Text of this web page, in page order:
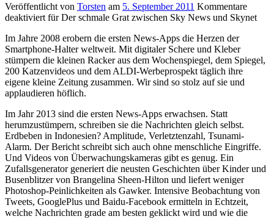
Veröffentlicht von Torsten am 5. September 2011 Kommentare
deaktiviert für Der schmale Grat zwischen Sky News und Skynet
Im Jahre 2008 erobern die ersten News-Apps die Herzen der
Smartphone-Halter weltweit. Mit digitaler Schere und Kleber
stümpern die kleinen Racker aus dem Wochenspiegel, dem Spiegel,
200 Katzenvideos und dem ALDI-Werbeprospekt täglich ihre
eigene kleine Zeitung zusammen. Wir sind so stolz auf sie und
applaudieren höflich.
Im Jahr 2013 sind die ersten News-Apps erwachsen. Statt
herumzustümpern, schreiben sie die Nachrichten gleich selbst.
Erdbeben in Indonesien? Amplitude, Verletztenzahl, Tsunami-
Alarm. Der Bericht schreibt sich auch ohne menschliche Eingriffe.
Und Videos von Überwachungskameras gibt es genug. Ein
Zufallsgenerator generiert die neusten Geschichten über Kinder und
Busenblitzer von Brangelina Sheen-Hilton und liefert weniger
Photoshop-Peinlichkeiten als Gawker. Intensive Beobachtung von
Tweets, GooglePlus und Baidu-Facebook ermitteln in Echtzeit,
welche Nachrichten grade am besten geklickt wird und wie die